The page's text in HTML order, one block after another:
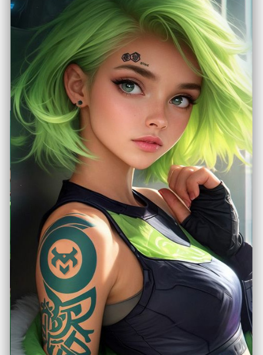
Bagaimana Cyberpunk
2077 Bangkit dari
Kegagalan Menjadi
Legenda
Juli 25, 2025
Konsol Handheld, Konsol Modern
Ngomongin game cyberpunk di era
modern, nggak ada judul yang lebih
fenomenal dan kontroversial
selain Cyberpunk 2077. Ini bukan
sekadar game, tapi sebuah perjalanan
“hidup digital” di masa depan serba
kacau, penuh konspirasi, aksi brutal, dan
kebebasan super liar. Banyak meme,